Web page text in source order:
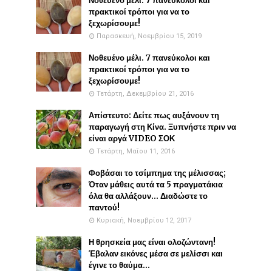
πρακτικοί τρόποι για να το
ξεχωρίσουμε!
Παρασκευή, Νοεμβρίου 15, 2019
Νοθευένο μέλι. 7 πανεύκολοι και
πρακτικοί τρόποι για να το
ξεχωρίσουμε!
Τετάρτη, Δεκεμβρίου 21, 2016
Απίστευτο: Δείτε πως αυξάνουν τη
παραγωγή στη Κίνα. Ξυπνήστε πριν να
είναι αργά VIDEO ΣΟΚ
Τετάρτη, Μαΐου 11, 2016
Φοβάσαι το τσίμπημα της μέλισσας;
Όταν μάθεις αυτά τα 5 πραγματάκια
όλα θα αλλάξουν... Διαδώστε το
παντού!
Κυριακή, Νοεμβρίου 12, 2017
Η θρησκεία μας είναι ολοζώντανη!
Έβαλαν εικόνες μέσα σε μελίσσι και
έγινε το θαύμα...